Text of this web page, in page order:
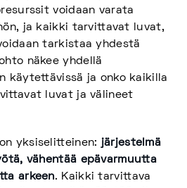
voidaan varata
ja kaikki tarvittavat luvat,
tarkistaa yhdestä
näkee yhdellä
käytettävissä ja onko kaikilla
luvat ja välineet
yksiselitteinen: järjestelmä
vähentää epävarmuutta
arkeen. Kaikki tarvittava